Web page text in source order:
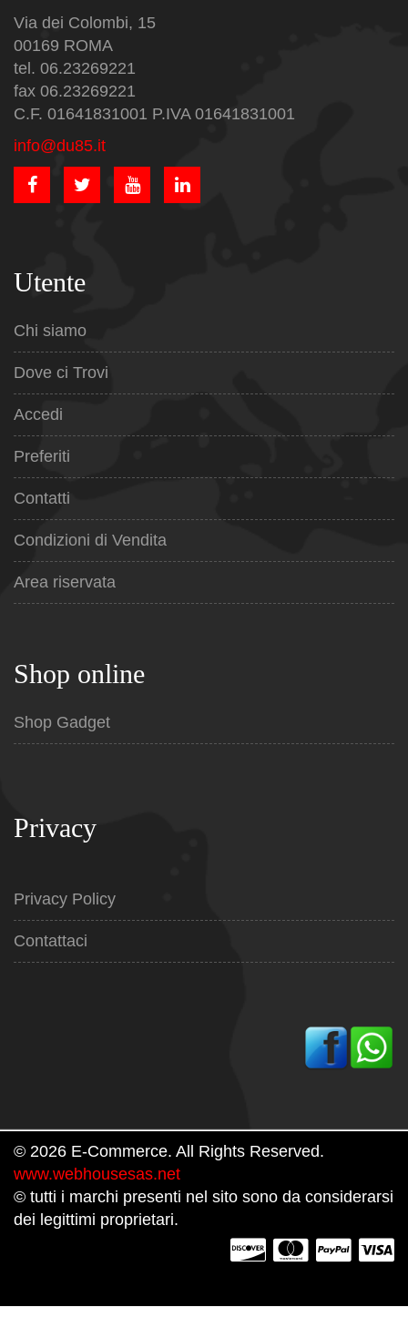
Via dei Colombi, 15
00169 ROMA
tel. 06.23269221
fax 06.23269221
C.F. 01641831001 P.IVA 01641831001
info@du85.it
Utente
Chi siamo
Dove ci Trovi
Accedi
Preferiti
Contatti
Condizioni di Vendita
Area riservata
Shop online
Shop Gadget
Privacy
Privacy Policy
Contattaci
© 2026 E-Commerce. All Rights Reserved.
www.webhousesas.net
© tutti i marchi presenti nel sito sono da considerarsi
dei legittimi proprietari.